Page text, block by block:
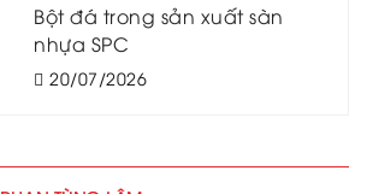
Bột đá trong sản xuất sàn
nhựa SPC
20/07/2026